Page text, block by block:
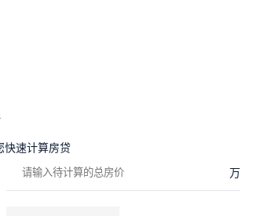
快速计算房贷
万